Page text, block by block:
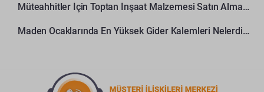
Müteahhitler İçin Toptan İnşaat Malzemesi Satın Alma Rehberi
Maden Ocaklarında En Yüksek Gider Kalemleri Nelerdir?